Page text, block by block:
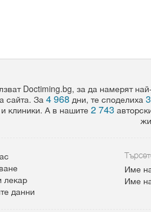
Doctiming.bg, за да намерят
сайта. За 4 968 дни, те споделиха
клиники. А в нашите2 743
лекар
данни
Име
Име